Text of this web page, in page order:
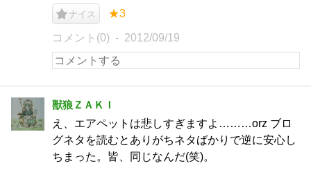
ナイス ★3
コメント(0) 2012/09/19
獣狼ＺＡＫＩ
え、エアペットは悲しすぎますよ………orz ブロ
グネタを読むとありがちネタばかりで逆に安心し
ちまった。皆、同じなんだ(笑)。